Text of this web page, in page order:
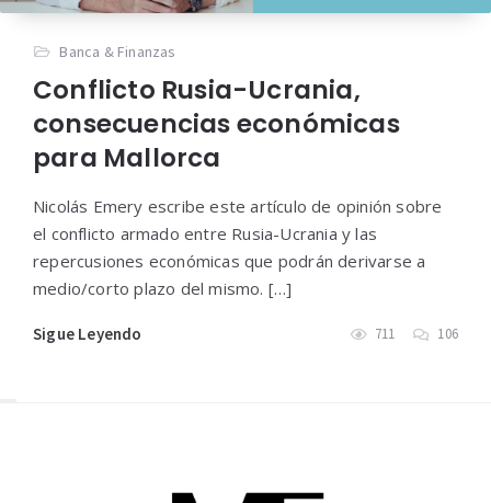
Banca & Finanzas
Conflicto Rusia-Ucrania,
consecuencias económicas
para Mallorca
Nicolás Emery escribe este artículo de opinión sobre
el conflicto armado entre Rusia-Ucrania y las
repercusiones económicas que podrán derivarse a
medio/corto plazo del mismo. […]
Sigue Leyendo 711 106